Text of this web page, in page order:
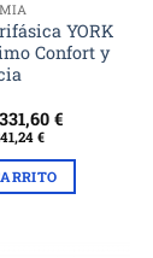
YORK
Confort y
€.
€El
es:
€